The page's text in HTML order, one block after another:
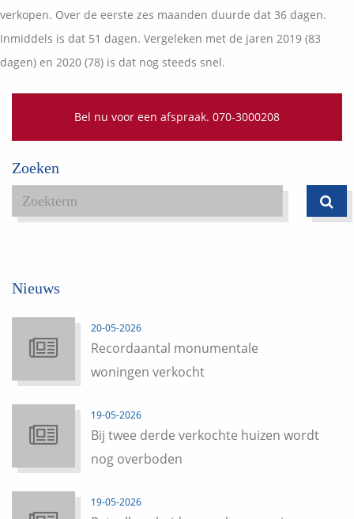
verkopen. Over de eerste zes maanden duurde dat 36 dagen.
Inmiddels is dat 51 dagen. Vergeleken met de jaren 2019 (83
dagen) en 2020 (78) is dat nog steeds snel.
Bel nu voor een afspraak. 070-3000208
Zoeken
Nieuws
20-05-2026
Recordaantal monumentale
woningen verkocht
19-05-2026
Bij twee derde verkochte huizen wordt
nog overboden
19-05-2026